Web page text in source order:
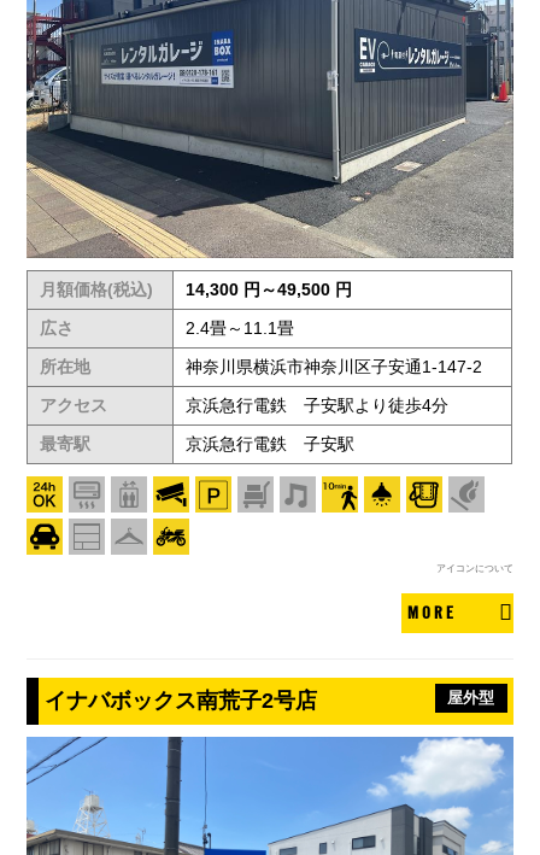
月額価格(税込)
14,300 円～49,500 円
広さ
2.4畳～11.1畳
所在地
神奈川県横浜市神奈川区子安通1-147-2
アクセス
京浜急行電鉄 子安駅より徒歩4分
最寄駅
京浜急行電鉄 子安駅
アイコンについて
MORE
イナバボックス南荒子2号店 屋外型